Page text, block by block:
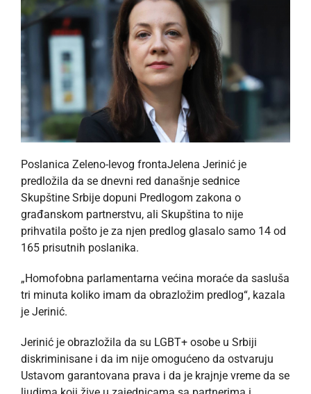
Poslanica Zeleno-levog frontaJelena Jerinić je
predložila da se dnevni red današnje sednice
Skupštine Srbije dopuni Predlogom zakona o
građanskom partnerstvu, ali Skupština to nije
prihvatila pošto je za njen predlog glasalo samo 14 od
165 prisutnih poslanika.
„Homofobna parlamentarna većina moraće da sasluša
tri minuta koliko imam da obrazložim predlog“, kazala
je Jerinić.
Jerinić je obrazložila da su LGBT+ osobe u Srbiji
diskriminisane i da im nije omogućeno da ostvaruju
Ustavom garantovana prava i da je krajnje vreme da se